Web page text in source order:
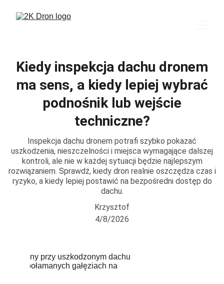
Kiedy inspekcja dachu dronem
ma sens, a kiedy lepiej wybrać
podnośnik lub wejście
techniczne?
Inspekcja dachu dronem potrafi szybko pokazać
uszkodzenia, nieszczelności i miejsca wymagające dalszej
kontroli, ale nie w każdej sytuacji będzie najlepszym
rozwiązaniem. Sprawdź, kiedy dron realnie oszczędza czas i
ryzyko, a kiedy lepiej postawić na bezpośredni dostęp do
dachu.
Krzysztof
4/8/2026